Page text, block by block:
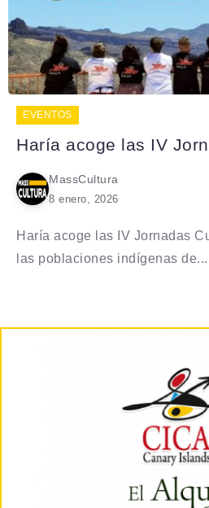
EVENTOS
Haría acoge las IV
MassCultura
8 enero, 2026
Haría acoge las IV Jornadas
las poblaciones indígenas de...